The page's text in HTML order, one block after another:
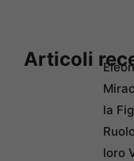
Articoli
la
loro